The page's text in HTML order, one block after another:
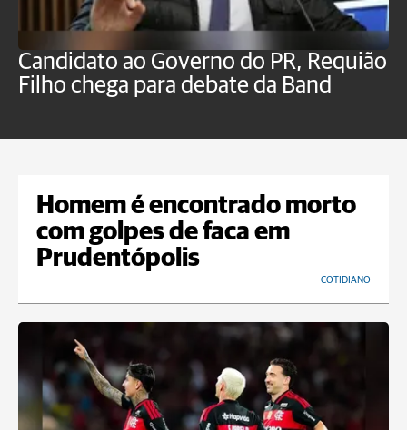
Candidato ao Governo do PR, Requião
Filho chega para debate da Band
Homem é encontrado morto
com golpes de faca em
Prudentópolis
COTIDIANO